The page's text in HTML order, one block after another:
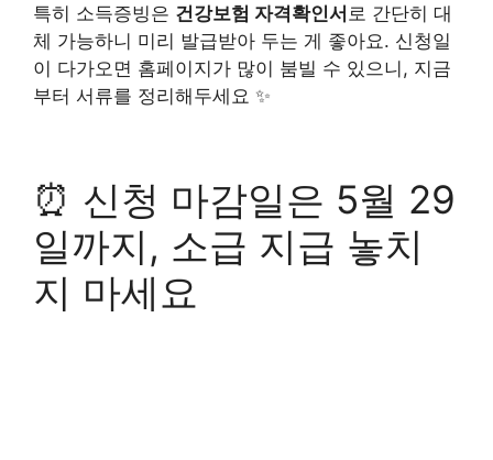
특히 소득증빙은 건강보험 자격확인서 로 간단히 대
체 가능하니 미리 발급받아 두는 게 좋아요. 신청일
이 다가오면 홈페이지가 많이 붐빌 수 있으니, 지금
부터 서류를 정리해두세요 ✨
⏰ 신청 마감일은 5월 29
일까지, 소급 지급 놓치
지 마세요